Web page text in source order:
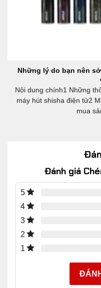
Những lý do bạn nên
Nội dung chính1 Những
máy hút shisha điện tử2
mua
Đánh giá
5
4
3
2
1